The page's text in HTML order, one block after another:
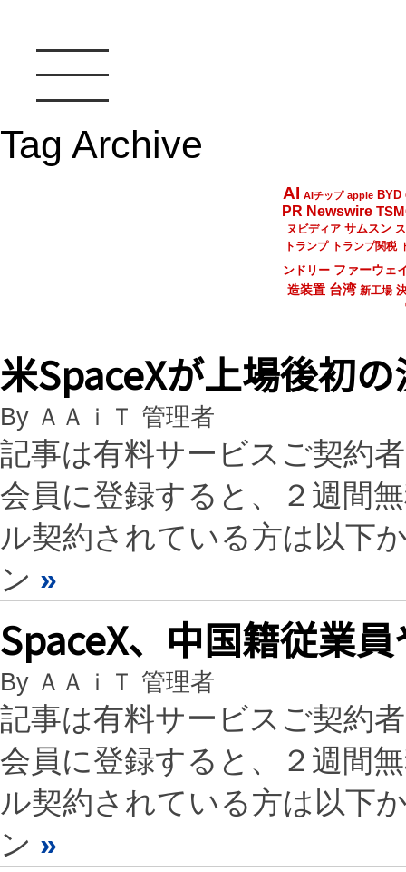
Tag Archive
AI AIチップ apple BYD
PR Newswire
ヌビディア サムスン
トランプ
トランプ関税
ンドリー ファーウェ
造装置 台湾 新工場
米SpaceXが上場後初
By ＡＡｉＴ 管理者
記事は有料サービスご契約
会員に登録すると、２週間
ル契約されている方は以下
ン »
SpaceX、中国籍従業
By ＡＡｉＴ 管理者
記事は有料サービスご契約
会員に登録すると、２週間
ル契約されている方は以下
ン »